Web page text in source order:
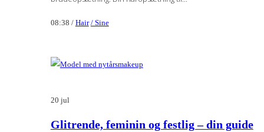
08:38 / Hair / Sine
20 jul
Glitrende, feminin og festlig – din guide